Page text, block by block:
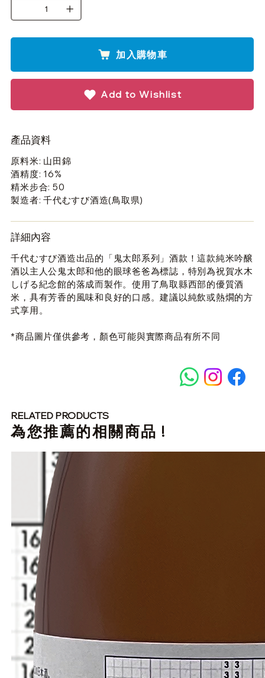
加入購物車
Add to Wishlist
產品資料
原料米: 山田錦
酒精度: 16%
精米步合: 50
製造者: 千代むすび酒造(鳥取県)
詳細內容
千代むすび酒造出品的「鬼太郎系列」酒款！這款純米吟醸
酒以主人公鬼太郎和他的眼球爸爸為標誌，特別為祝賀水木
しげる紀念館的落成而製作。使用了鳥取縣西部的優質酒
米，具有芳香的風味和良好的口感。建議以純飲或熱燗的方
式享用。
*商品圖片僅供參考，顏色可能與實際商品有所不同
RELATED PRODUCTS
​為您推薦的相關商品 !